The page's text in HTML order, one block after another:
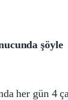
şöyle
her gün 4